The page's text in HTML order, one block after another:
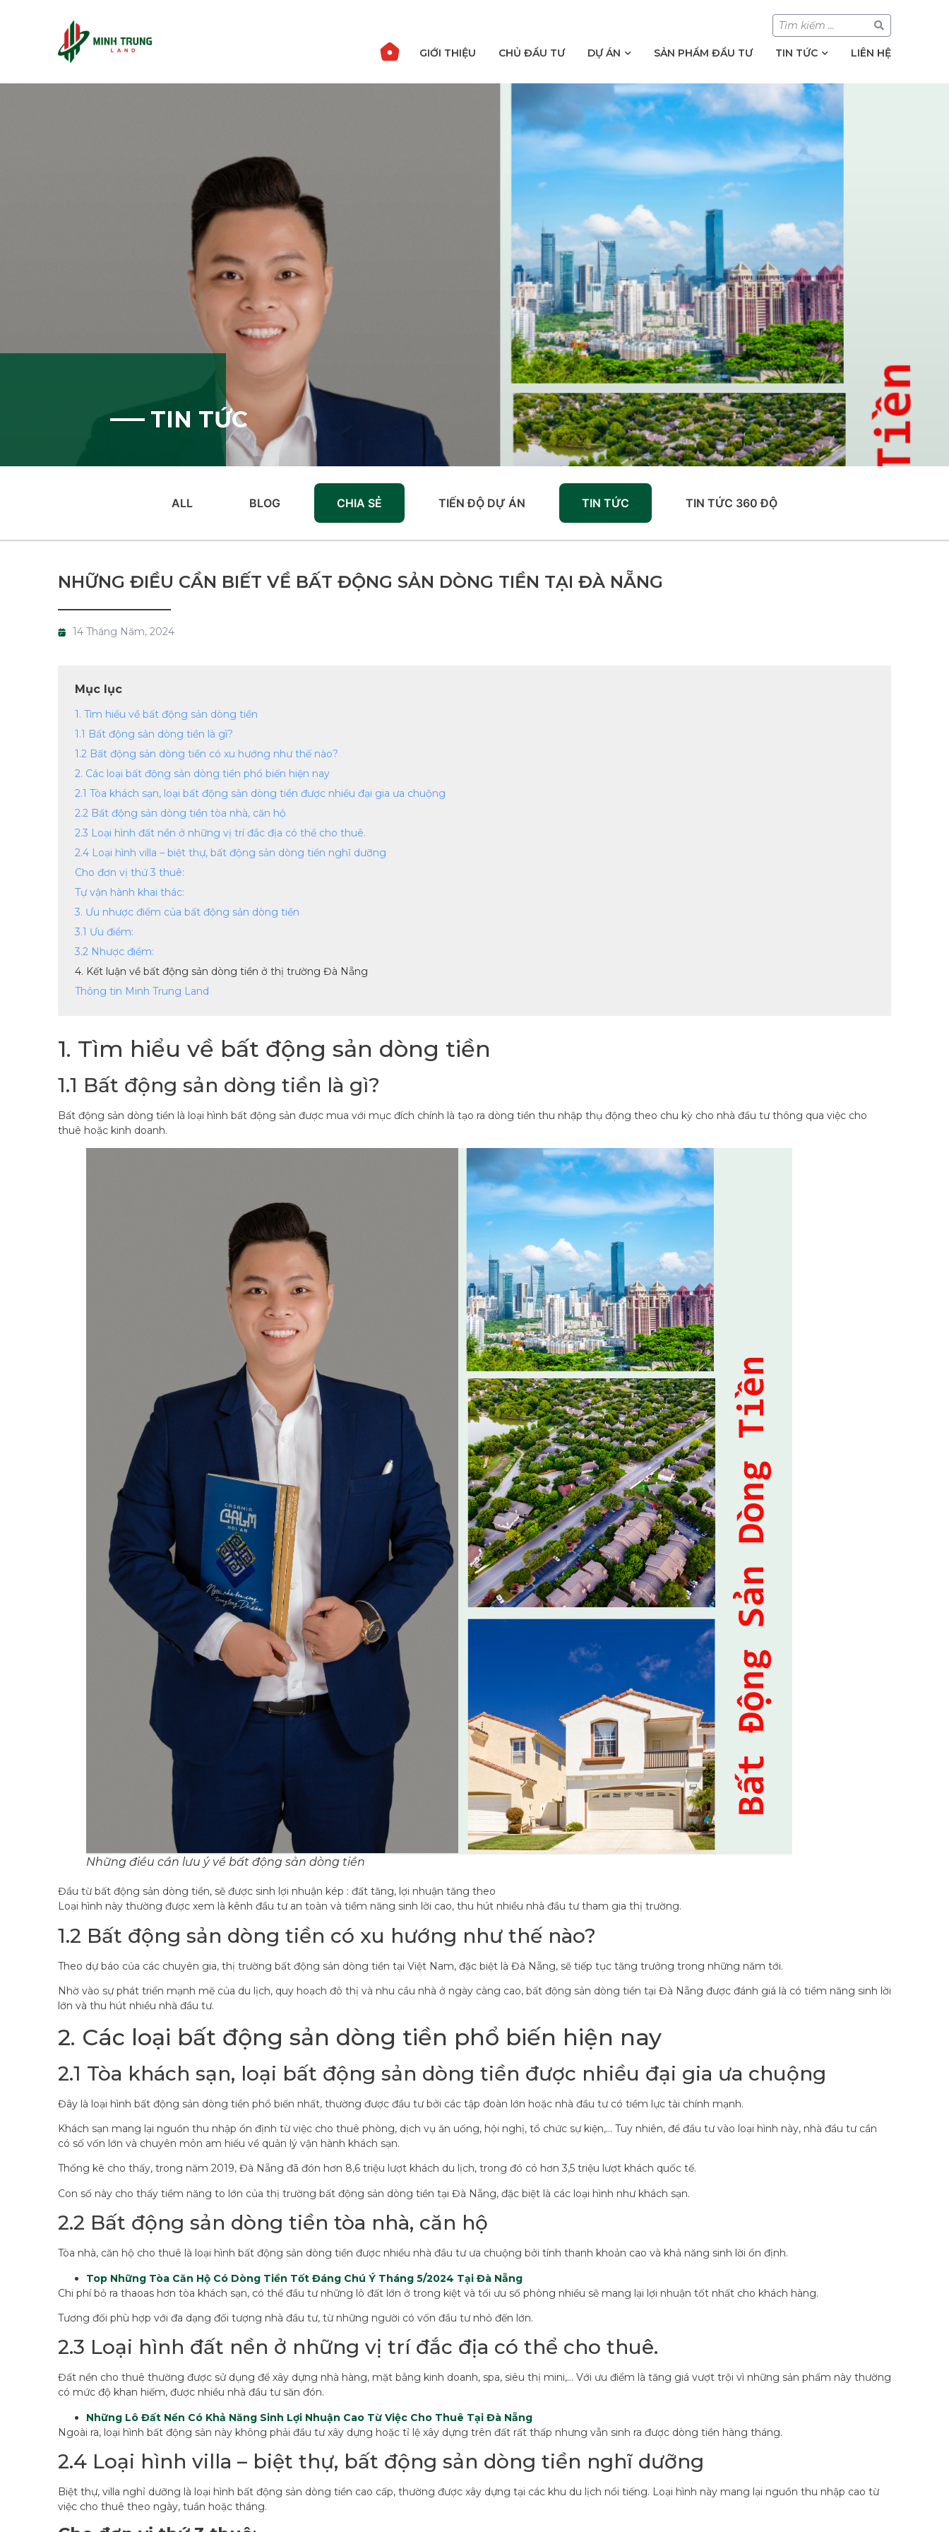
GIỚI THIỆU CHỦ ĐẦU TƯ DỰ ÁN SẢN PHẨM ĐẦU TƯ TIN TỨC LIÊN HỆ
TIN TỨC
ALL BLOG CHIA SẺ TIẾN ĐỘ DỰ ÁN TIN TỨC TIN TỨC 360 ĐỘ
NHỮNG ĐIỀU CẦN BIẾT VỀ BẤT ĐỘNG SẢN DÒNG TIỀN TẠI ĐÀ NẴNG
14 Tháng Năm, 2024
Mục lục
1. Tìm hiểu về bất động sản dòng tiền
1.1 Bất động sản dòng tiền là gì?
1.2 Bất động sản dòng tiền có xu hướng như thế nào?
2. Các loại bất động sản dòng tiền phổ biến hiện nay
2.1 Tòa khách sạn, loại bất động sản dòng tiền được nhiều đại gia ưa chuộng
2.2 Bất động sản dòng tiền tòa nhà, căn hộ
2.3 Loại hình đất nền ở những vị trí đắc địa có thể cho thuê.
2.4 Loại hình villa – biệt thự, bất động sản dòng tiền nghĩ dưỡng
Cho đơn vị thứ 3 thuê:
Tự vận hành khai thác:
3. Ưu nhược điểm của bất động sản dòng tiền
3.1 Ưu điểm:
3.2 Nhược điểm:
4. Kết luận về bất động sản dòng tiền ở thị trường Đà Nẵng
Thông tin Minh Trung Land
1. Tìm hiểu về bất động sản dòng tiền
1.1 Bất động sản dòng tiền là gì?
Bất động sản dòng tiền là loại hình bất động sản được mua với mục đích chính là tạo ra dòng tiền thu nhập thụ động theo chu kỳ cho nhà đầu tư thông qua việc cho
thuê hoặc kinh doanh.
Những điều cần lưu ý về bất động sản dòng tiền
Đầu từ bất động sản dòng tiền, sẽ được sinh lợi nhuận kép : đất tăng, lợi nhuận tăng theo
Loại hình này thường được xem là kênh đầu tư an toàn và tiềm năng sinh lời cao, thu hút nhiều nhà đầu tư tham gia thị trường.
1.2 Bất động sản dòng tiền có xu hướng như thế nào?
Theo dự báo của các chuyên gia, thị trường bất động sản dòng tiền tại Việt Nam, đặc biệt là Đà Nẵng, sẽ tiếp tục tăng trưởng trong những năm tới.
Nhờ vào sự phát triển mạnh mẽ của du lịch, quy hoạch đô thị và nhu cầu nhà ở ngày càng cao, bất động sản dòng tiền tại Đà Nẵng được đánh giá là có tiềm năng sinh lời
lớn và thu hút nhiều nhà đầu tư.
2. Các loại bất động sản dòng tiền phổ biến hiện nay
2.1 Tòa khách sạn, loại bất động sản dòng tiền được nhiều đại gia ưa chuộng
Đây là loại hình bất động sản dòng tiền phổ biến nhất, thường được đầu tư bởi các tập đoàn lớn hoặc nhà đầu tư có tiềm lực tài chính mạnh.
Khách sạn mang lại nguồn thu nhập ổn định từ việc cho thuê phòng, dịch vụ ăn uống, hội nghị, tổ chức sự kiện,… Tuy nhiên, để đầu tư vào loại hình này, nhà đầu tư cần
có số vốn lớn và chuyên môn am hiểu về quản lý vận hành khách sạn.
Thống kê cho thấy, trong năm 2019, Đà Nẵng đã đón hơn 8,6 triệu lượt khách du lịch, trong đó có hơn 3,5 triệu lượt khách quốc tế.
Con số này cho thấy tiềm năng to lớn của thị trường bất động sản dòng tiền tại Đà Nẵng, đặc biệt là các loại hình như khách sạn.
2.2 Bất động sản dòng tiền tòa nhà, căn hộ
Tòa nhà, căn hộ cho thuê là loại hình bất động sản dòng tiền được nhiều nhà đầu tư ưa chuộng bởi tính thanh khoản cao và khả năng sinh lời ổn định.
Top Những Tòa Căn Hộ Có Dòng Tiền Tốt Đáng Chú Ý Tháng 5/2024 Tại Đà Nẵng
Chi phí bỏ ra thaoas hơn tòa khách sạn, có thể đầu tư những lô đất lớn ở trong kiệt và tối ưu số phòng nhiều sẽ mang lại lợi nhuận tốt nhất cho khách hàng.
Tương đối phù hợp với đa dạng đối tượng nhà đầu tư, từ những người có vốn đầu tư nhỏ đến lớn.
2.3 Loại hình đất nền ở những vị trí đắc địa có thể cho thuê.
Đất nền cho thuê thường được sử dụng để xây dựng nhà hàng, mặt bằng kinh doanh, spa, siêu thị mini,… Với ưu điểm là tăng giá vượt trội vì những sản phẩm này thường
có mức độ khan hiếm, được nhiều nhà đầu tư săn đón.
Những Lô Đất Nền Có Khả Năng Sinh Lợi Nhuận Cao Từ Việc Cho Thuê Tại Đà Nẵng
Ngoài ra, loại hình bất động sản này không phải đầu tư xây dựng hoặc tỉ lệ xây dựng trên đất rất thấp nhưng vẫn sinh ra được dòng tiền hàng tháng.
2.4 Loại hình villa – biệt thự, bất động sản dòng tiền nghĩ dưỡng
Biệt thự, villa nghỉ dưỡng là loại hình bất động sản dòng tiền cao cấp, thường được xây dựng tại các khu du lịch nổi tiếng. Loại hình này mang lại nguồn thu nhập cao từ
việc cho thuê theo ngày, tuần hoặc tháng.